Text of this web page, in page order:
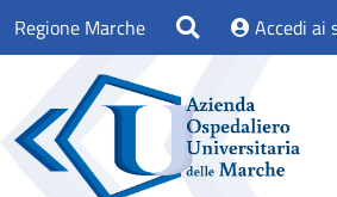
Regione Marche Accedi ai